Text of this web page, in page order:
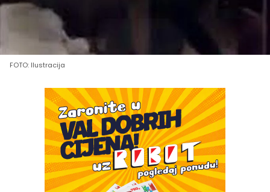
FOTO: Ilustracija